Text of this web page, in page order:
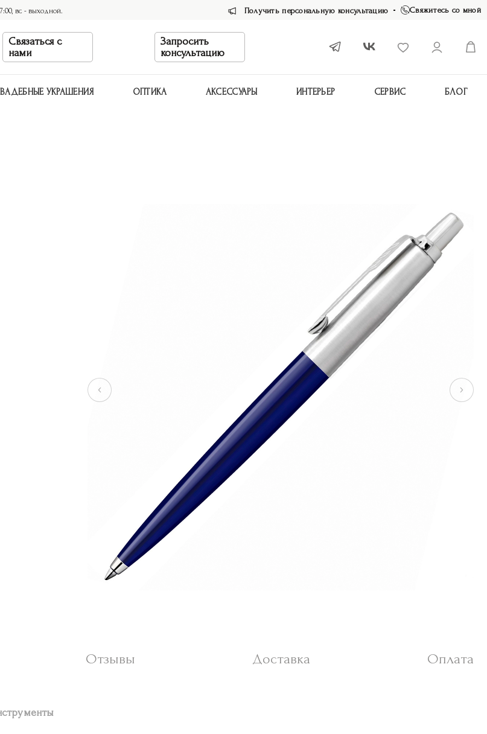
вс - выходной. Получить персональную консультацию Свяжитесь со мной
Связаться с
нами
Запросить
консультацию
УКРАШЕНИЯ ОПТИКА АКСЕССУАРЫ ИНТЕРЬЕР СЕРВИС БЛОГ
Отзывы Доставка Оплата